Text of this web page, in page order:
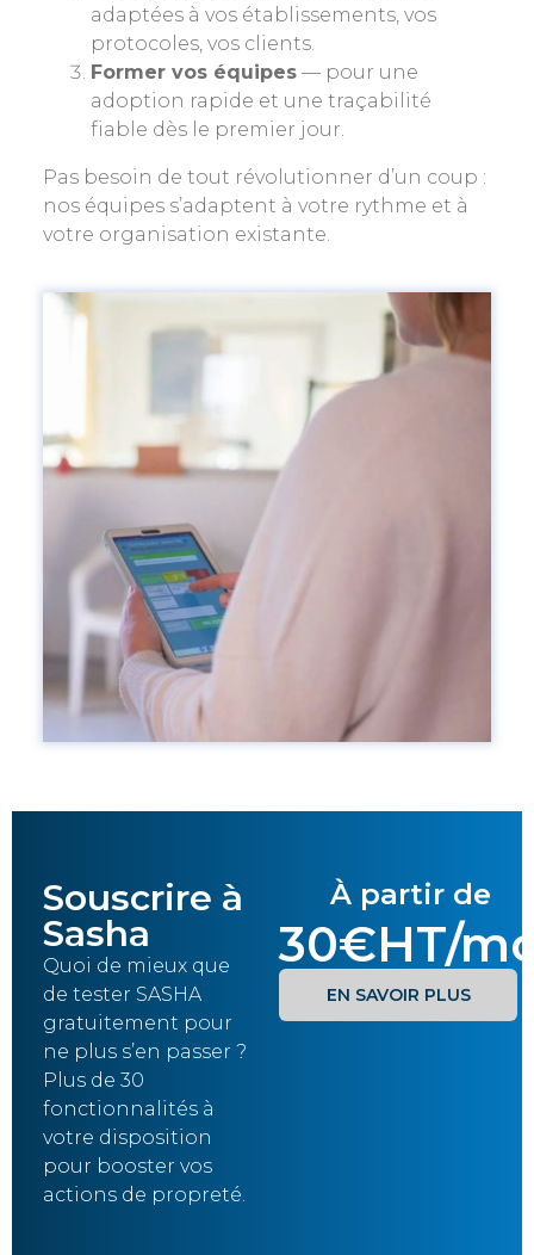
adaptées à vos établissements, vos
protocoles, vos clients.
Former vos équipes — pour une
adoption rapide et une traçabilité
fiable dès le premier jour.
Pas besoin de tout révolutionner d’un coup :
nos équipes s’adaptent à votre rythme et à
votre organisation existante.
Souscrire à
Sasha
Quoi de mieux que
de tester SASHA
gratuitement pour
ne plus s’en passer ?
Plus de 30
fonctionnalités à
votre disposition
pour booster vos
actions de propreté.
À partir de
30€HT/
EN SAVOIR PLUS